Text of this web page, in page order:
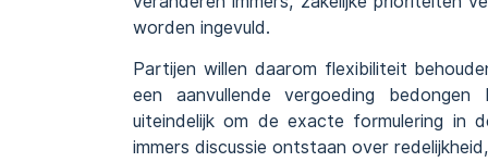
worden ingevuld.
Partijen willen daarom flexibiliteit
een aanvullende vergoeding
uiteindelijk om de exacte formulering in
immers discussie ontstaan over